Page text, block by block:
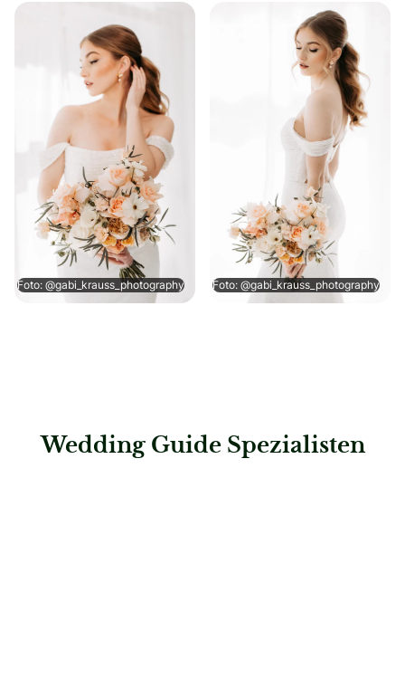
Foto: @gabi_krauss_photography Foto: @gabi_krauss_photography
Wedding Guide Spezialisten